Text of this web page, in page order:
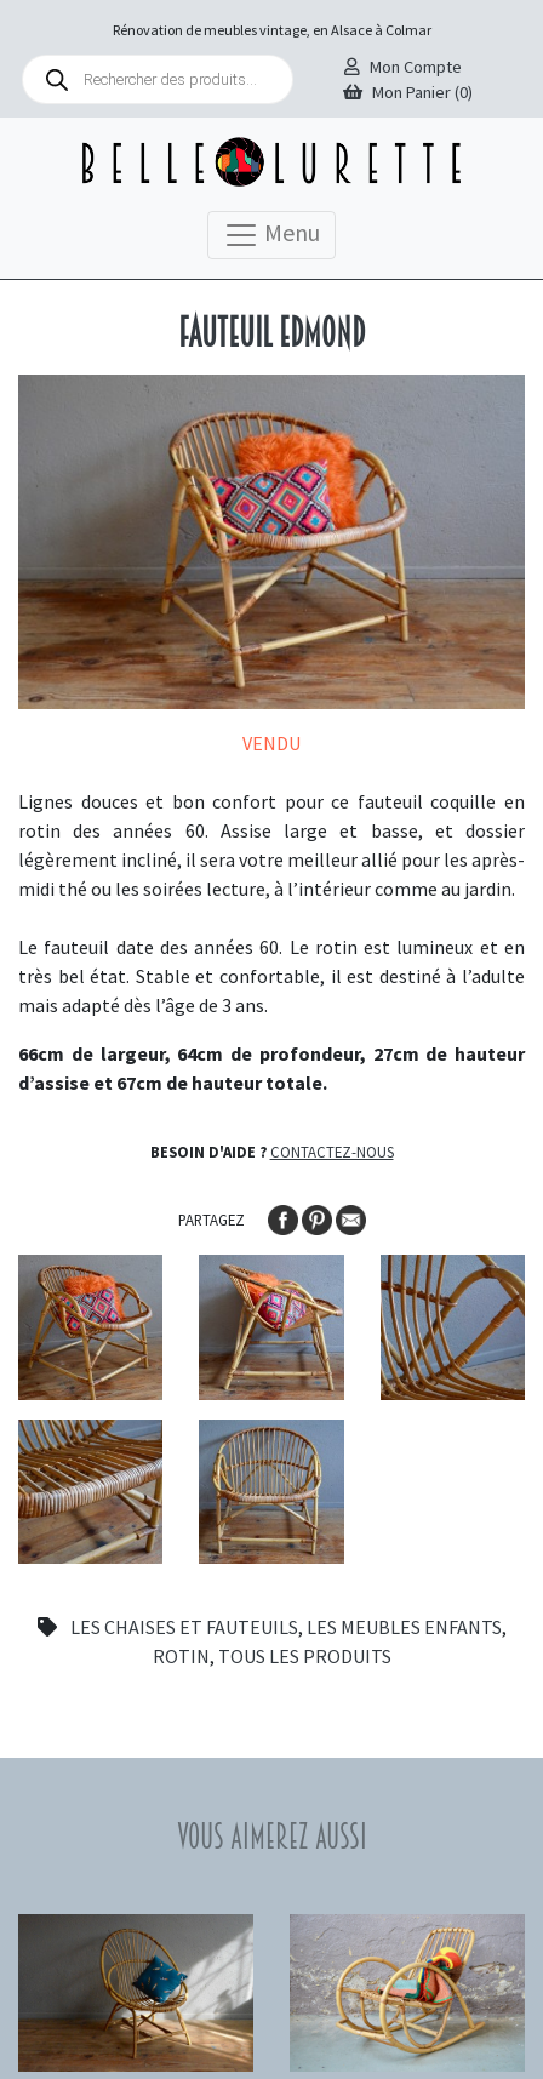
Rénovation de meubles vintage, en Alsace à Colmar
Recherche
produits
Mon Compte
Mon Panier (0)
Menu
LES CHAISES ET FAUTEUILS, LES MEUBLES ENFANTS,
ROTIN, TOUS LES PRODUITS
Fauteuil Edmond
VENDU
Lignes douces et bon confort pour ce fauteuil coquille en
rotin des années 60. Assise large et basse, et dossier
légèrement incliné, il sera votre meilleur allié pour les après-
midi thé ou les soirées lecture, à l’intérieur comme au jardin.
Le fauteuil date des années 60. Le rotin est lumineux et en
très bel état. Stable et confortable, il est destiné à l’adulte
mais adapté dès l’âge de 3 ans.
66cm de largeur, 64cm de profondeur, 27cm de hauteur
d’assise et 67cm de hauteur totale.
BESOIN D'AIDE ? CONTACTEZ-NOUS
PARTAGEZ
Vous aimerez aussi